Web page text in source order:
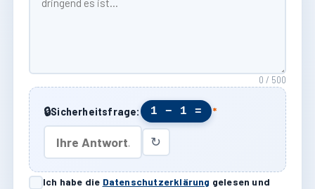
0 / 500
🔒Sicherheitsfrage: 1 − 1 = *
↻
Ich habe die Datenschutzerklärung gelesen und